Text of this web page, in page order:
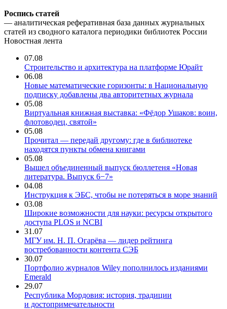
Роспись статей
— аналитическая реферативная база данных журнальных
статей из сводного каталога периодики библиотек России
Новостная лента
07.08
Строительство и архитектура на платформе Юрайт
06.08
Новые математические горизонты: в Национальную
подписку добавлены два авторитетных журнала
05.08
Виртуальная книжная выставка: «Фёдор Ушаков: воин,
флотоводец, святой»
05.08
Прочитал — передай другому: где в библиотеке
находятся пункты обмена книгами
05.08
Вышел объединенный выпуск бюллетеня «Новая
литература. Выпуск 6−7»
04.08
Инструкция к ЭБС, чтобы не потеряться в море знаний
03.08
Широкие возможности для науки: ресурсы открытого
доступа PLOS и NCBI
31.07
МГУ им. Н. П. Огарёва — лидер рейтинга
востребованности контента СЭБ
30.07
Портфолио журналов Wiley пополнилось изданиями
Emerald
29.07
Республика Мордовия: история, традиции
и достопримечательности